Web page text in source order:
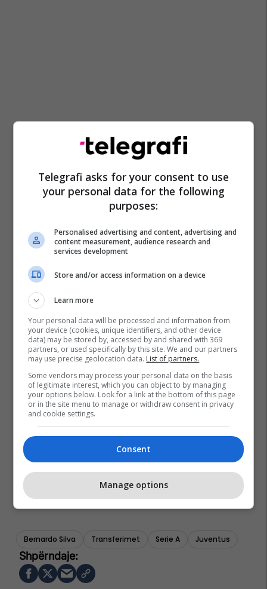
Bernardo Silva Transferimet Serie A Juventus
Telegrafi asks for your consent to use
your personal data for the following
purposes:
Personalised advertising and content, advertising and
content measurement, audience research and
services development
Store and/or access information on a device
Learn more
Your personal data will be processed and information from
your device (cookies, unique identifiers, and other device
data) may be stored by, accessed by and shared with 369
partners, or used specifically by this site. We and our partners
may use precise geolocation data. List of partners.
Some vendors may process your personal data on the basis
of legitimate interest, which you can object to by managing
your options below. Look for a link at the bottom of this page
or in the site menu to manage or withdraw consent in privacy
and cookie settings.
Consent
Manage options